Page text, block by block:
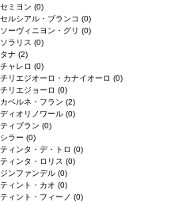
セミヨン (0)
セルシアル・ブランコ (0)
ソーヴィニヨン・グリ (0)
ソラリス (0)
タナ (2)
チャレロ (0)
チリエジオーロ・カナイオーロ (0)
チリエジョーロ (0)
カベルネ・フラン (2)
ディオリノワール (0)
ティブラン (0)
シラー (0)
ティンタ・デ・トロ (0)
ティンタ・ロリス (0)
ジンファンデル (0)
ティント・カオ (0)
ティント・フィーノ (0)